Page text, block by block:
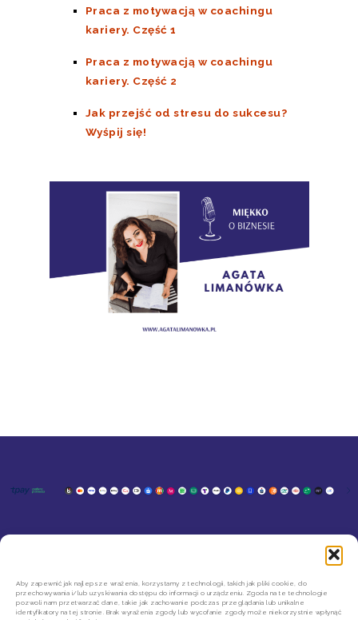
Aby zapewnić jak najlepsze wrażenia, korzystamy z technologii, takich jak pliki cookie, do
przechowywania i/lub uzyskiwania dostępu do informacji o urządzeniu. Zgoda na te technologie
pozwoli nam przetwarzać dane, takie jak zachowanie podczas przeglądania lub unikalne
identyfikatory na tej stronie. Brak wyrażenia zgody lub wycofanie zgody może niekorzystnie wpłynąć
Praca z motywacją w coachingu
kariery. Część 1
Praca z motywacją w coachingu
kariery. Część 2
Jak przejść od stresu do sukcesu?
Wyśpij się!
REGULAMIN SKLEPU
POLITYKA PRYWATNOŚCI
REGULAMIN NEWSLETTERA